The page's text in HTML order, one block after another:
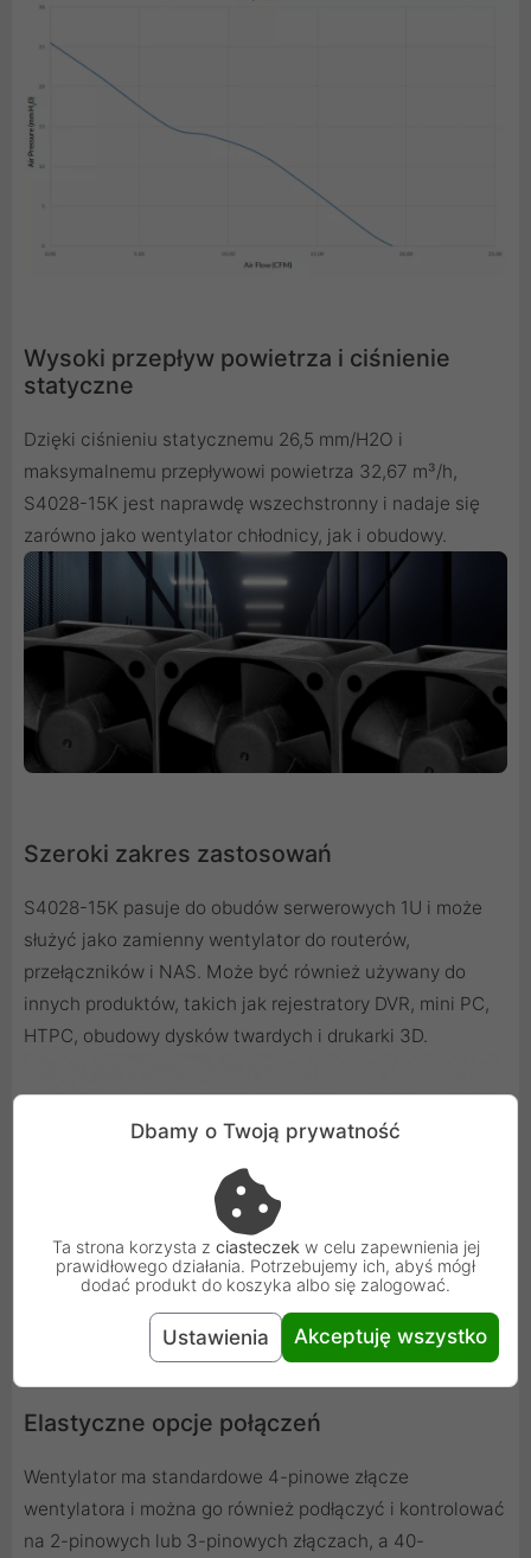
Wysoki przepływ powietrza i ciśnienie
statyczne
Dzięki ciśnieniu statycznemu 26,5 mm/H2O i
maksymalnemu przepływowi powietrza 32,67 m³/h,
S4028-15K jest naprawdę wszechstronny i nadaje się
zarówno jako wentylator chłodnicy, jak i obudowy.
Szeroki zakres zastosowań
S4028-15K pasuje do obudów serwerowych 1U i może
służyć jako zamienny wentylator do routerów,
przełączników i NAS. Może być również używany do
innych produktów, takich jak rejestratory DVR, mini PC,
HTPC, obudowy dysków twardych i drukarki 3D.
Elastyczne opcje połączeń
Wentylator ma standardowe 4-pinowe złącze
wentylatora i można go również podłączyć i kontrolować
na 2-pinowych lub 3-pinowych złączach, a 40-
Dbamy o Twoją prywatność
Ta strona korzysta z ciasteczek w celu zapewnienia jej
prawidłowego działania. Potrzebujemy ich, abyś mógł
dodać produkt do koszyka albo się zalogować.
Ustawienia Akceptuję wszystko